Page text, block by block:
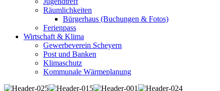
Räumlichkeiten
Bürgerhaus (Buchungen & Fotos)
Ferienpass
Wirtschaft & Klima
Gewerbeverein Scheyern
Post und Banken
Klimaschutz
Kommunale Wärmeplanung